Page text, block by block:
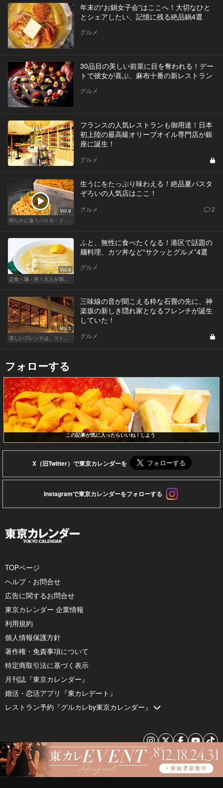
年末の“お鍋女子会”はここへ！大切なひと
とシェアしたい、記憶に残る絶品鍋4選
グルメ
30品目の美しい前菜に目を奪われる！デー
トで彼女が喜ぶ、麻布十番の新レストラン
グルメ
フランスの人気レストランも御用達！日本
初上陸の最高級オリーブオイル専門店が銀
座に誕生！
グルメ
Vol.9
生うにをたっぷり味わえる！絶品夏パスタ
ぞろいの人気店はここ！
グルメ 2
Vol.6
ふと、無性に食べたくなる！港区で話題の
麺料理、カツ丼など“サクッとグルメ”4選
グルメ
Vol.1
三味線の音が聞こえる粋な石畳の先に、神
楽坂の新しき隠れ家となるフレンチが誕生
していた！
グルメ
フォローする
この記事が気に入ったらいいね！しよう
X（旧Twitter）で東京カレンダーを
Instagramで東京カレンダーをフォローする
TOPページ
ヘルプ・お問合せ
広告に関するお問合せ
東京カレンダー 企業情報
利用規約
個人情報保護方針
著作権・免責事項について
特定商取引法に基づく表示
月刊誌『東京カレンダー』
婚活・恋活アプリ『東カレデート』
レストラン予約『グルカレby東京カレンダー』
© 2026 by Tokyo Calendar, Inc.